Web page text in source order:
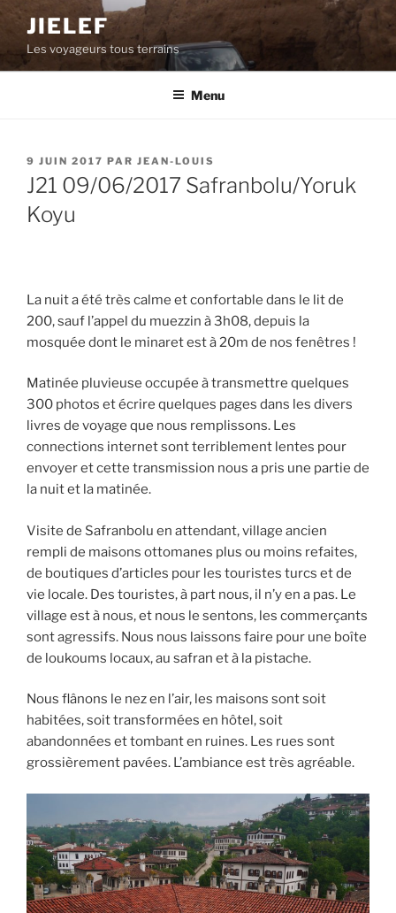
Aller
contenu
principal
JIELEF
Les voyageurs tous terrains
Menu
PUBLIÉ
LE
9 JUIN 2017 PAR JEAN-LOUIS
J21 09/06/2017 Safranbolu/Yoruk
Koyu
La nuit a été très calme et confortable dans le lit de
200, sauf l’appel du muezzin à 3h08, depuis la
mosquée dont le minaret est à 20m de nos fenêtres !
Matinée pluvieuse occupée à transmettre quelques
300 photos et écrire quelques pages dans les divers
livres de voyage que nous remplissons. Les
connections internet sont terriblement lentes pour
envoyer et cette transmission nous a pris une partie de
la nuit et la matinée.
Visite de Safranbolu en attendant, village ancien
rempli de maisons ottomanes plus ou moins refaites,
de boutiques d’articles pour les touristes turcs et de
vie locale. Des touristes, à part nous, il n’y en a pas. Le
village est à nous, et nous le sentons, les commerçants
sont agressifs. Nous nous laissons faire pour une boîte
de loukoums locaux, au safran et à la pistache.
Nous flânons le nez en l’air, les maisons sont soit
habitées, soit transformées en hôtel, soit
abandonnées et tombant en ruines. Les rues sont
grossièrement pavées. L’ambiance est très agréable.